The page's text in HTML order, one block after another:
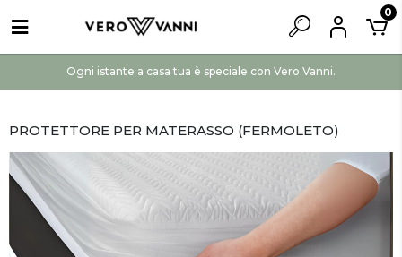
Ogni istante a casa tua è speciale con Vero Vanni.
0
PROTETTORE PER MATERASSO (FERMOLETO)